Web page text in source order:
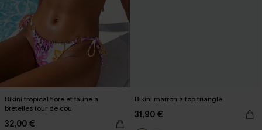
Bikini tropical flore et faune à
bretelles tour de cou
32,00 €
Bikini marron à top triangle
31,90 €